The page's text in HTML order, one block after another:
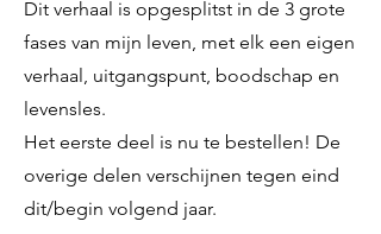
Dit verhaal is opgesplitst in de 3 grote
fases van mijn leven, met elk een eigen
verhaal, uitgangspunt, boodschap en
levensles.
Het eerste deel is nu te bestellen! De
overige delen verschijnen tegen eind
dit/begin volgend jaar.